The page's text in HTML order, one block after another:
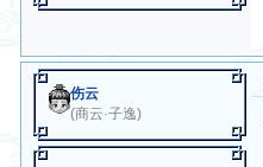
伤云
(商云·子逸)